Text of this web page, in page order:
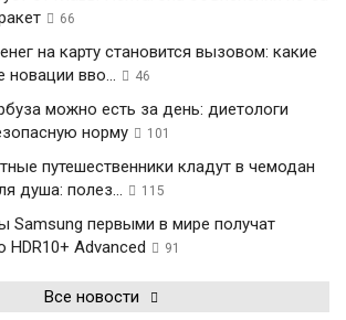
66
на карту становится вызовом: какие
вво...
46
можно есть за день: диетологи
норму
101
путешественники кладут в чемодан
душа: полез...
115
Samsung первыми в мире получат
HDR10+ Advanced
91
Все новости